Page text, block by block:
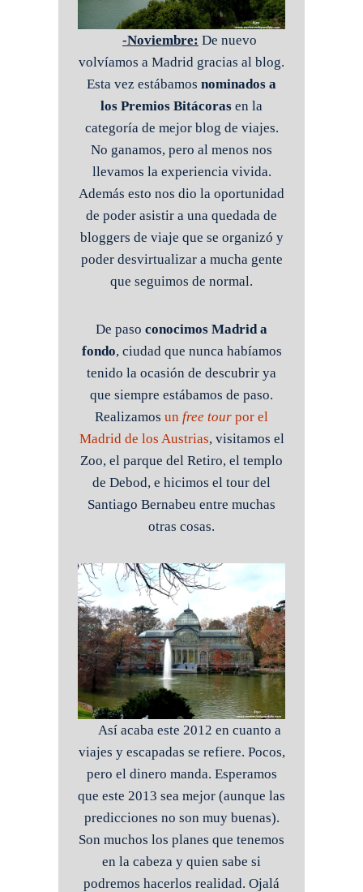
-Noviembre: De nuevo
volvíamos a Madrid gracias al blog.
Esta vez estábamos nominados a
los Premios Bitácoras en la
categoría de mejor blog de viajes.
No ganamos, pero al menos nos
llevamos la experiencia vivida.
Además esto nos dio la oportunidad
de poder asistir a una quedada de
bloggers de viaje que se organizó y
poder desvirtualizar a mucha gente
que seguimos de normal.
De paso conocimos Madrid a
fondo, ciudad que nunca habíamos
tenido la ocasión de descubrir ya
que siempre estábamos de paso.
Realizamos un free tour por el
Madrid de los Austrias, visitamos el
Zoo, el parque del Retiro, el templo
de Debod, e hicimos el tour del
Santiago Bernabeu entre muchas
otras cosas.
Así acaba este 2012 en cuanto a
viajes y escapadas se refiere. Pocos,
pero el dinero manda. Esperamos
que este 2013 sea mejor (aunque las
predicciones no son muy buenas).
Son muchos los planes que tenemos
en la cabeza y quien sabe si
podremos hacerlos realidad. Ojalá